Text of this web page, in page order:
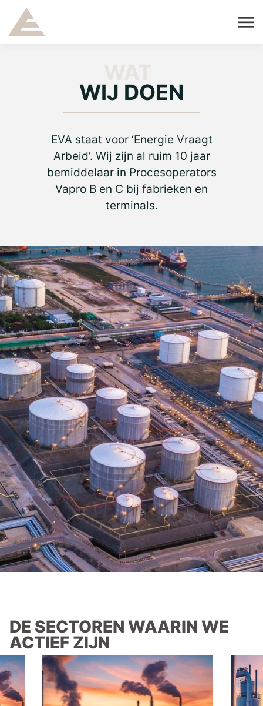
WIJ DOEN
EVA staat voor ‘Energie Vraagt
Arbeid’. Wij zijn al ruim 10 jaar
bemiddelaar in Procesoperators
Vapro B en C bij fabrieken en
terminals.
DE SECTOREN WAARIN WE
ACTIEF ZIJN